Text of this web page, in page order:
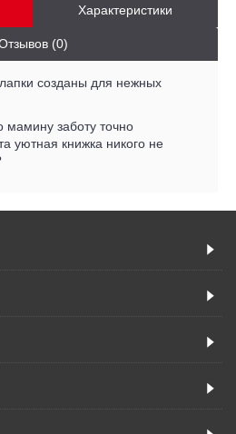
Характеристики
(0)
созданы для нежных
заботу точно
уютная книжка никого не